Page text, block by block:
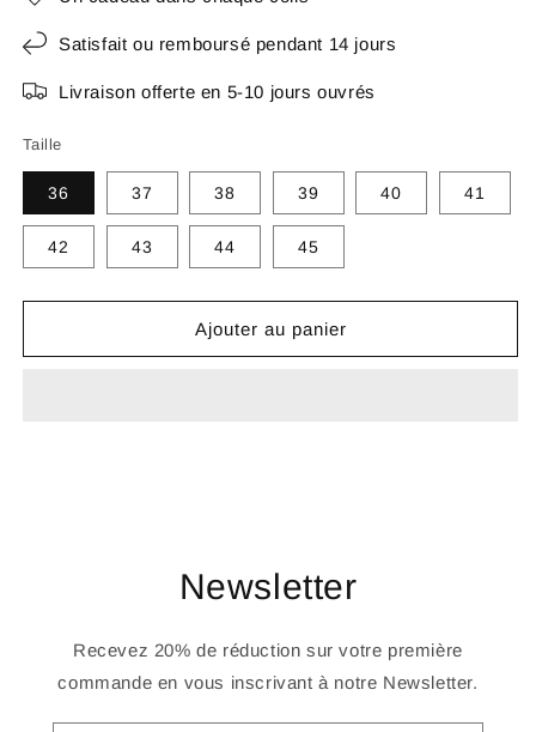
Satisfait ou remboursé pendant 14 jours
Livraison offerte en 5-10 jours ouvrés
Taille
36 37 38 39 40 41
42 43 44 45
Ajouter au panier
Newsletter
Recevez 20% de réduction sur votre première
commande en vous inscrivant à notre Newsletter.